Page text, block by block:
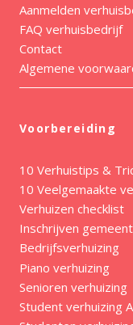
Aanmelden
FAQ verhuisbedrijf
Contact
Algemene
Voorbereiding
10 Verhuistips &
10 Veelgemaakte
Verhuizen checklist
Inschrijven
Bedrijfsverhuizing
Piano verhuizing
Senioren verhuizing
Student verhuizing